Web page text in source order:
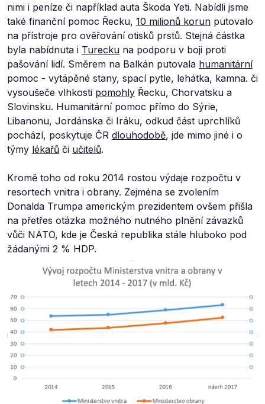
nimi i peníze či například auta Škoda Yeti. Nabídli jsme
také finanční pomoc Řecku, 10 milionů korun putovalo
na přístroje pro ověřování otisků prstů. Stejná částka
byla nabídnuta i Turecku na podporu v boji proti
pašování lidí. Směrem na Balkán putovala humanitární
pomoc - vytápěné stany, spací pytle, lehátka, kamna. či
vysoušeče vlhkosti pomohly Řecku, Chorvatsku a
Slovinsku. Humanitární pomoc přímo do Sýrie,
Libanonu, Jordánska či Iráku, odkud část uprchlíků
pochází, poskytuje ČR dlouhodobě, jde mimo jiné i o
týmy lékařů či učitelů.
Kromě toho od roku 2014 rostou výdaje rozpočtu v
resortech vnitra i obrany. Zejména se zvolením
Donalda Trumpa americkým prezidentem ovšem přišla
na přetřes otázka možného nutného plnění závazků
vůči NATO, kde je Česká republika stále hluboko pod
žádanými 2 % HDP.